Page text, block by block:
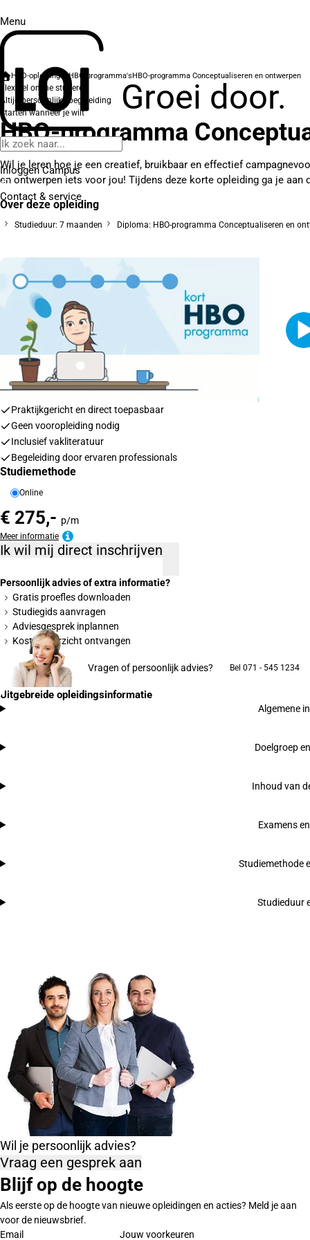
Menu
Groei door.
Inloggen Campus
Contact & service
HBO-opleidingenHBO-programma'sHBO-programma Conceptualiseren en ontwerpen
Flexibel online studeren
Altijd persoonlijke begeleiding
Starten wanneer je wilt
HBO-programma
Wil je leren hoe je een creatief, bruikbaar en effectief
en ontwerpen iets voor jou! Tijdens deze korte opleiding ga je aan
Over deze opleiding
Studieduur: 7 maanden Diploma: HBO-programma Conceptualiseren en
Praktijkgericht en direct toepasbaar
Geen vooropleiding nodig
Inclusief vakliteratuur
Begeleiding door ervaren professionals
Studiemethode
Online
€ 275,- p/m
Meer informatie
Ik wil mij direct inschrijven
Persoonlijk advies of extra informatie?
Gratis proefles downloaden
Studiegids aanvragen
Adviesgesprek inplannen
Kostenoverzicht ontvangen
Vragen of persoonlijk advies? Bel 071 - 545 1234
Uitgebreide opleidingsinformatie
Algemene
Doelgroep
Inhoud van
Examens
Studiemethode
Studieduur
Wil je persoonlijk advies?
Vraag een gesprek aan
Blijf op de hoogte
Als eerste op de hoogte van nieuwe opleidingen en acties? Meld je aan
voor de nieuwsbrief.
Email
Jouw voorkeuren